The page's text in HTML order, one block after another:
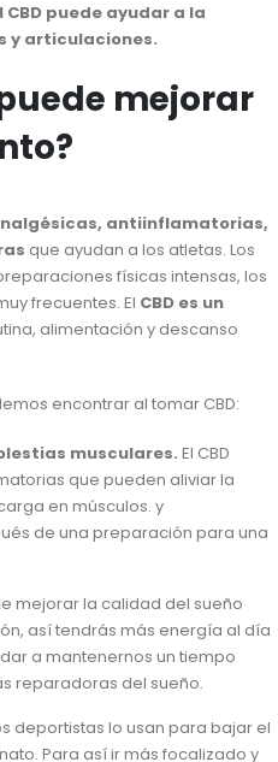
CBD puede ayudar a la
y articulaciones.
mejorar
antiinflamatorias,
que ayudan a los atletas. Los
físicas intensas, los
frecuentes. El CBD es un
alimentación y descanso
encontrar al tomar CBD:
musculares. El CBD
que pueden aliviar la
en músculos. y
de una preparación para una
mejorar la calidad del sueño
así tendrás más energía al día
a mantenernos un tiempo
reparadoras del sueño.
deportistas lo usan para bajar el
Para así ir más focalizado y